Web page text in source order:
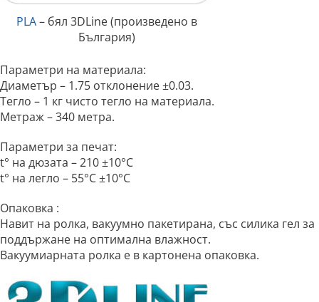
PLA– бял 3DLine (произведено в
България)
Параметри на материала:
Диаметър – 1.75 отклонение ±0.03.
Тегло – 1 кг чисто тегло на материала.
Метраж – 340 метра.
Параметри за печат:
t° на дюзата – 210 ±10°C
t° на легло – 55°C ±10°C
Опаковка :
Навит на ролка, вакуумно пакетирана, със силика гел за
поддържане на оптимална влажност.
Вакуумиарната ролка е в картонена опаковка.